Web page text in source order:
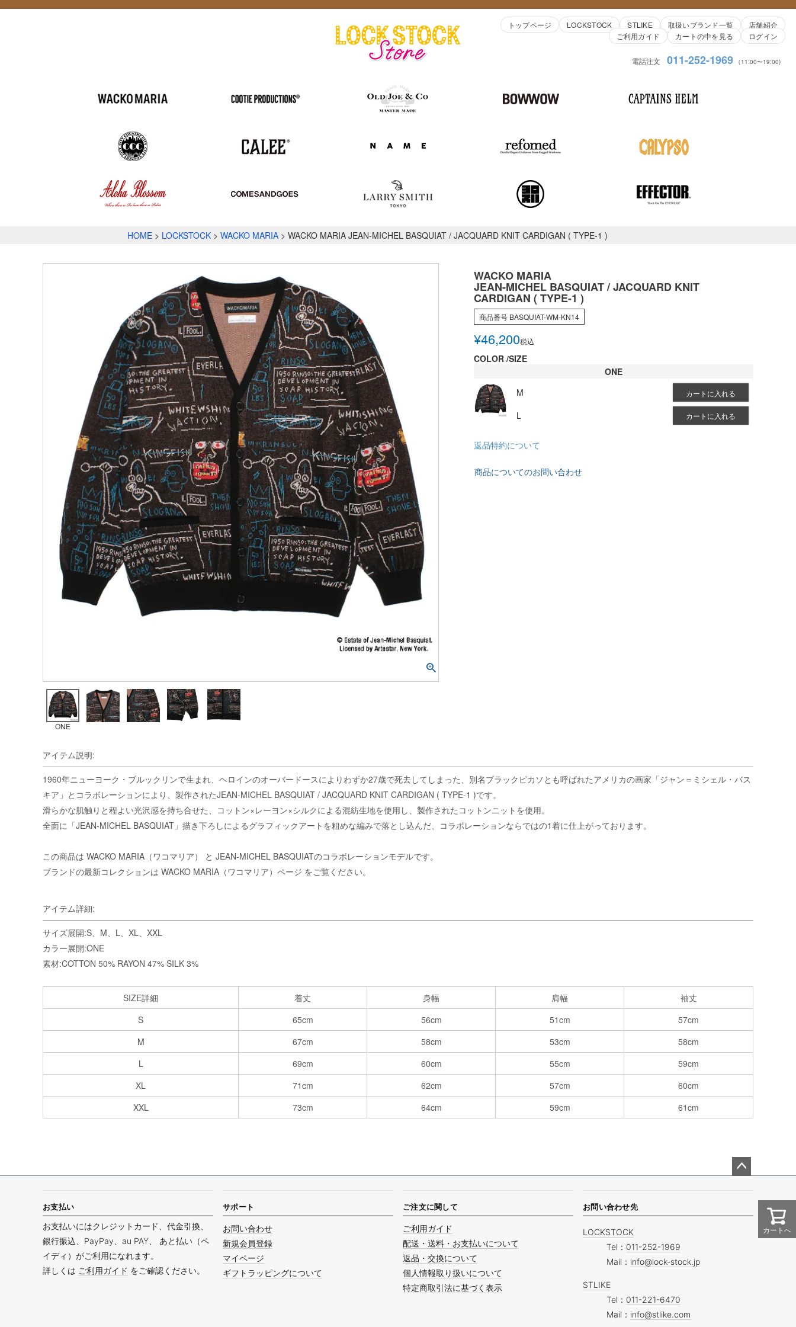
トップページ LOCKSTOCK STLIKE 取扱いブランド一覧
店舗紹介
ご利用ガイド
カートの中を見る ログイン
電話注文 011-252-1969 （11:00〜19:00)
HOME LOCKSTOCK WACKO MARIA WACKO MARIA JEAN-MICHEL BASQUIAT / JACQUARD KNIT CARDIGAN ( TYPE-1 )
ONE
WACKO MARIA
JEAN-MICHEL BASQUIAT / JACQUARD KNIT
CARDIGAN ( TYPE-1 )
商品番号 BASQUIAT-WM-KN14
¥46,200税込
COLOR SIZE
ONE
M
カートに入れる
L カートに入れる
返品特約について
商品についてのお問い合わせ
アイテム説明:
1960年ニューヨーク・ブルックリンで生まれ、ヘロインのオーバードースによりわずか27歳で死去してしまった、別名ブラックピカソとも呼ばれたアメリカの画家「ジャン＝ミシェル・バス
キア」とコラボレーションにより、製作されたJEAN-MICHEL BASQUIAT / JACQUARD KNIT CARDIGAN ( TYPE-1 )です。
滑らかな肌触りと程よい光沢感を持ち合せた、コットン×レーヨン×シルクによる混紡生地を使用し、製作されたコットンニットを使用。
全面に「JEAN-MICHEL BASQUIAT」描き下ろしによるグラフィックアートを粗めな編みで落とし込んだ、コラボレーションならではの1着に仕上がっております。
この商品は WACKO MARIA（ワコマリア）
と JEAN-MICHEL BASQUIATのコラボレーションモデルです。
ブランドの最新コレクションは WACKO MARIA（ワコマリア）ページ をご覧ください。
アイテム詳細:
サイズ展開:S、M、L、XL、XXL
カラー展開:ONE
素材:COTTON 50% RAYON 47% SILK 3%
SIZE詳細 着丈 身幅 肩幅
袖丈
S
65cm 56cm 51cm
57cm
M
67cm 58cm 53cm
58cm
L
69cm 60cm 55cm
59cm
XL
71cm 62cm 57cm
60cm
XXL
73cm 64cm 59cm 61cm
カートへ
ジト
へ
お支払い
お支払いにはクレジットカード、代金引換、
銀行振込、PayPay、au PAY、 あと払い（ペ
イディ）がご利用になれます。
詳しくは ご利用ガイド をご確認ください。
サポート
お問い合わせ
新規会員登録
マイページ
ギフトラッピングについて
ご注文に関して
ご利用ガイド
配送・送料・お支払いについて
返品・交換について
個人情報取り扱いについて
特定商取引法に基づく表示
お問い合わせ先
LOCKSTOCK
Tel： 011-252-1969
Mail： info@lock-stock.jp
STLIKE
Tel： 011-221-6470
Mail： info@stlike.com